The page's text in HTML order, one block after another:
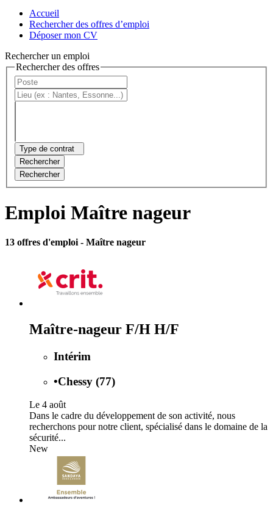
Accueil
Rechercher des offres d’emploi
Déposer mon CV
Rechercher un emploi
Rechercher des offres
Type de contrat
Rechercher
Rechercher
Emploi Maître nageur
13 offres d'emploi - Maître nageur
Maître-nageur F/H H/F
Intérim
•Chessy (77)
Le 4 août
Dans le cadre du développement de son activité, nous
recherchons pour notre client, spécialisé dans le domaine de la
sécurité...
New